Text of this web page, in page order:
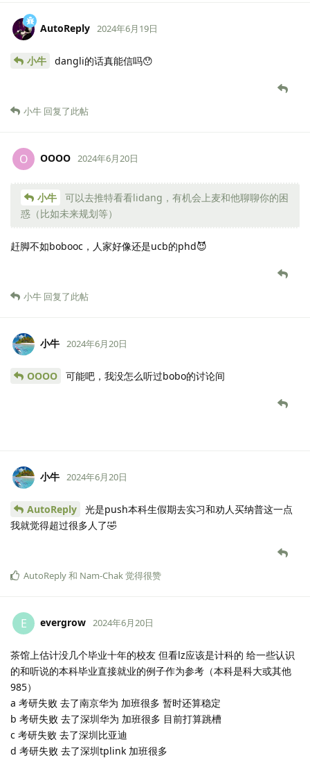
AutoReply 2024年6月19日
小牛 dangli的话真能信吗😯
小牛 回复了此帖
O OOOO 2024年6月20日
小牛
可以去推特看看lidang，有机会上麦和他聊聊你的困
惑（比如未来规划等）
赶脚不如bobooc，人家好像还是ucb的phd😈
小牛 回复了此帖
小牛 2024年6月20日
OOOO 可能吧，我没怎么听过bobo的讨论间
小牛 2024年6月20日
AutoReply
光是push本科生假期去实习和劝人买纳普这一点
我就觉得超过很多人了🤣
AutoReply和 Nam-Chak觉得很赞
E evergrow 2024年6月20日
茶馆上估计没几个毕业十年的校友 但看lz应该是计科的 给一些认识
的和听说的本科毕业直接就业的例子作为参考（本科是科大或其他
985）
a 考研失败 去了南京华为 加班很多 暂时还算稳定
b 考研失败 去了深圳华为 加班很多 目前打算跳槽
c 考研失败 去了深圳比亚迪
d 考研失败 去了深圳tplink 加班很多